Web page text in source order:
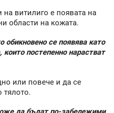
витилиго е появата на
области на кожата.
обикновено се появява като
постепенно нарастват
или повече и да се
тялото.